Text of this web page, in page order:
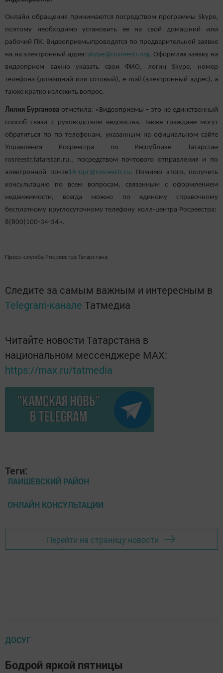
Онлайн обращения принимаются посредством программы Skype,
поэтому необходимо установить ее на свой домашний или
рабочий ПК. Видеоприемыпроводятся по предварительной заявке
на на электронный адрес skype@rosreestr.org. Оформляя заявку на
видеоприем важно указать свои ФИО, логин Skype, номер
телефона (домашний или сотовый), e-mail (электронный адрес), а
также кратко изложить вопрос.
Лилия Бургановаотметила: «Видеоприемы – это не единственный
способ связи с руководством ведомства. Также граждане могут
обратиться по по телефонам, указанным на официальном сайте
Управления Росреестра по Республике Татарстан
rosreestr.tatarstan.ru., посредством почтового отправления и по
электронной почте16-upr@rosreestr.ru. Помимо этого, получить
консультацию по всем вопросам, связанным с оформлением
недвижимости, всегда можно по единому справочному
бесплатному круглосуточному телефону колл-центра Росреестра:
8(800)100-34-34».
Пресс-служба Росреестра Татарстана
Следите за самым важным и интересным в
Telegram-канале Татмедиа
Читайте новости Татарстана в
национальном мессенджере MАХ:
https://max.ru/tatmedia
Теги:
ЛАИШЕВСКИЙ РАЙОН
ОНЛАЙН КОНСУЛЬТАЦИИ
Перейти на страницу новости
ДОСУГ
Бодрой яркой пятницы